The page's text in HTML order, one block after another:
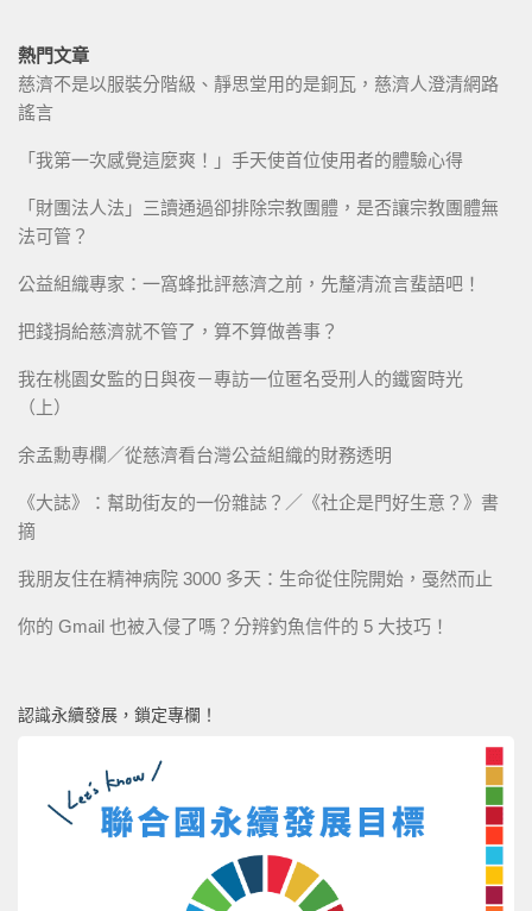
熱門文章
慈濟不是以服裝分階級、靜思堂用的是銅瓦，慈濟人澄清網路
謠言
「我第一次感覺這麼爽！」手天使首位使用者的體驗心得
「財團法人法」三讀通過卻排除宗教團體，是否讓宗教團體無
法可管？
公益組織專家：一窩蜂批評慈濟之前，先釐清流言蜚語吧！
把錢捐給慈濟就不管了，算不算做善事？
我在桃園女監的日與夜－專訪一位匿名受刑人的鐵窗時光
（上）
余孟勳專欄／從慈濟看台灣公益組織的財務透明
《大誌》：幫助街友的一份雜誌？／《社企是門好生意？》書
摘
我朋友住在精神病院 3000 多天：生命從住院開始，戞然而止
你的 Gmail 也被入侵了嗎？分辨釣魚信件的 5 大技巧！
認識永續發展，鎖定專欄！